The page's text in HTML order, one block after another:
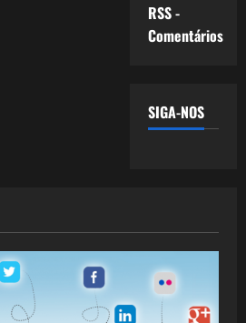
RSS -
Comentários
SIGA-NOS